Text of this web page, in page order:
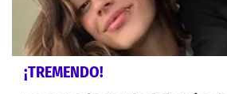
¡TREMENDO!